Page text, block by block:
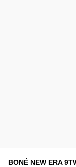
BONÉ NEW ERA